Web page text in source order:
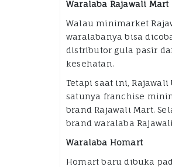
Waralaba Rajawali Mart
Walau minimarket
waralabanya bisa
distributor gula pasir
kesehatan.
Tetapi saat ini,
satunya franchise
brand Rajawali Mart.
brand waralaba
Waralaba Homart
Homart baru dibuka